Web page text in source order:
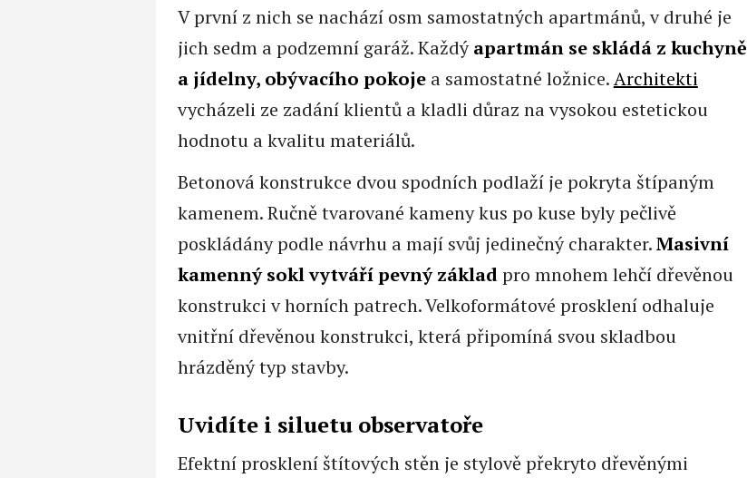
V první z nich se nachází osm samostatných apartmánů, v druhé je
jich sedm a podzemní garáž. Každý apartmán se skládá z kuchyně
a jídelny, obývacího pokojea samostatné ložnice.Architekti
vycházeli ze zadání klientů a kladli důraz na vysokou estetickou
hodnotu a kvalitu materiálů.
Betonová konstrukce dvou spodních podlaží je pokryta štípaným
kamenem. Ručně tvarované kameny kus po kuse byly pečlivě
poskládány podle návrhu a mají svůj jedinečný charakter.Masivní
kamenný sokl vytváří pevný základpro mnohem lehčí dřevěnou
konstrukci v horních patrech. Velkoformátové prosklení odhaluje
vnitřní dřevěnou konstrukci, která připomíná svou skladbou
hrázděný typ stavby.
Uvidíte i siluetu observatoře
Efektní prosklení štítových stěn je stylově překryto dřevěnými